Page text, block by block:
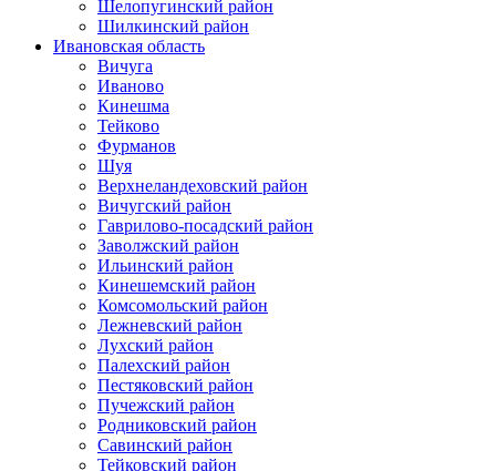
Шелопугинский район
Шилкинский район
Ивановская область
Вичуга
Иваново
Кинешма
Тейково
Фурманов
Шуя
Верхнеландеховский район
Вичугский район
Гаврилово-посадский район
Заволжский район
Ильинский район
Кинешемский район
Комсомольский район
Лежневский район
Лухский район
Палехский район
Пестяковский район
Пучежский район
Родниковский район
Савинский район
Тейковский район